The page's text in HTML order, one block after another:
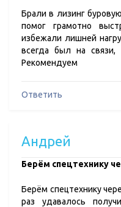
Брали в лизинг
помог грамотно
избежали лишней
всегда был на связи,
Рекомендуем
Ответить
Андрей
​Берём спецтехнику
Берём спецтехнику
раз удавалось